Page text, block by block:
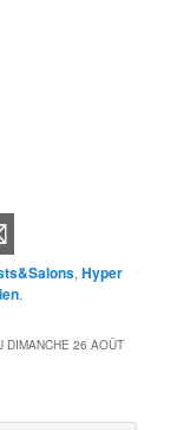
,Hyper
.
DIMANCHE 26 AOÛT